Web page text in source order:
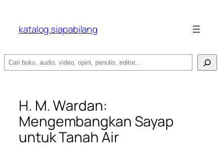
katalog.siapabilang
Search
H. M. Wardan:
Mengembangkan Sayap
untuk Tanah Air